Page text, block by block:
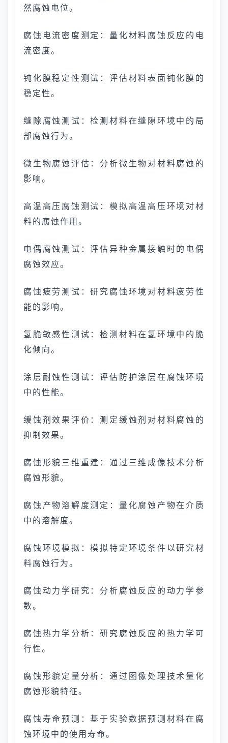
然腐蚀电位。
腐蚀电流密度测定：量化材料腐蚀反应的电
流密度。
钝化膜稳定性测试：评估材料表面钝化膜的
稳定性。
缝隙腐蚀测试：检测材料在缝隙环境中的局
部腐蚀行为。
微生物腐蚀评估：分析微生物对材料腐蚀的
影响。
高温高压腐蚀测试：模拟高温高压环境对材
料的腐蚀作用。
电偶腐蚀测试：评估异种金属接触时的电偶
腐蚀效应。
腐蚀疲劳测试：研究腐蚀环境对材料疲劳性
能的影响。
氢脆敏感性测试：检测材料在氢环境中的脆
化倾向。
涂层耐蚀性测试：评估防护涂层在腐蚀环境
中的性能。
缓蚀剂效果评价：测定缓蚀剂对材料腐蚀的
抑制效果。
腐蚀形貌三维重建：通过三维成像技术分析
腐蚀形貌。
腐蚀产物溶解度测定：量化腐蚀产物在介质
中的溶解度。
腐蚀环境模拟：模拟特定环境条件以研究材
料腐蚀行为。
腐蚀动力学研究：分析腐蚀反应的动力学参
数。
腐蚀热力学分析：研究腐蚀反应的热力学可
行性。
腐蚀形貌定量分析：通过图像处理技术量化
腐蚀形貌特征。
腐蚀寿命预测：基于实验数据预测材料在腐
蚀环境中的使用寿命。